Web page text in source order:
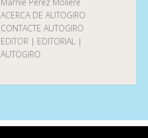
ACERCA DE AUTOGIRO
CONTACTE AUTOGIRO
EDITOR | EDITORIAL |
AUTOGIRO